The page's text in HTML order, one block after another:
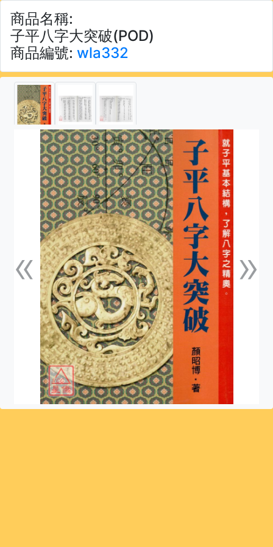
商品名稱:
子平八字大突破(POD)
商品編號: wla332
«上一張 »下一